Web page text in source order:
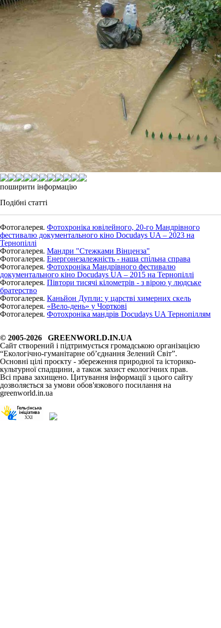
поширити інформацію
Подібні статті
Фотогалерея. Фотохроніка ювілейного, 20-го Мандрівного
фестивалю документального кіно Docudays UA – 2023 на
Тернопіллі
Фотогалерея. Мандри "Стежками Вінценза"
Фотогалерея. Енергонезалежність - наша спільна справа
Фотогалерея. Фотохроніка Мандрівного фестивалю
документального кіно Docudays UA – 2015 на Тернопіллі
Фотогалерея. Півтори тисячі кілометрів - з вірою у людське
братерство
Фотогалерея. Каньйон Дупли: у царстві химерних скель
Фотогалерея. «Вело-день» у Чорткові
Фотогалерея. Фотохроніка мандрів Docudays UA Тернопіллям
© 2005-2026 GREENWORLD.IN.UA
Сайт створений і підтримується громадською організацією
“Екологічно-гуманітарне об’єднання Зелений Світ”.
Основні цілі проєкту - збереження природної та історико-
культурної спадщини, а також захист екологічних прав.
Всі права захищено. Цитування інформації з цього сайту
дозволяється за умови обов'язкового посилання на
greenworld.in.ua